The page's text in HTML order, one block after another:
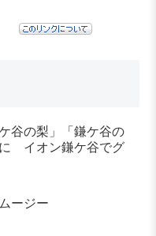
谷の梨」「鎌ケ谷の
イオン鎌ケ谷でグ
ージー